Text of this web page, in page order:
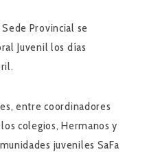
Sede Provincial se
Juvenil los días
entre coordinadores
colegios, Hermanos y
juveniles SaFa